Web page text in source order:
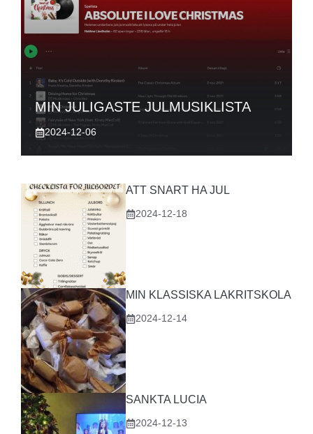
MIN JULIGASTE JULMUSIKLISTA
2024-12-06
ATT SNART HA JUL
2024-12-18
MIN KLASSISKA LAKRITSKOLA
2024-12-14
SANKTA LUCIA
2024-12-13